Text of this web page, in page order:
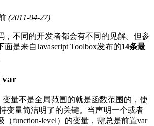
(2011-04-27)
不同的开发者都会有不同的见解。但参
是来自Javascript Toolbox发布的14条最
量不是全局范围的就是函数范围的，使
变量简洁明了的关键。当声明一个或者
（function-level）的变量，需总是前置var